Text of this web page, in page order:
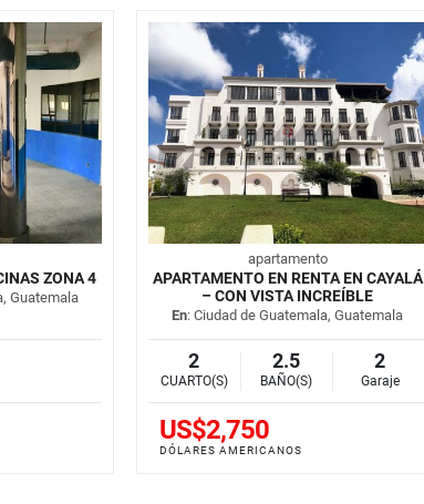
ZONA 4
Guatemala
apartamento
APARTAMENTO EN RENTA EN CAYALÁ
– CON VISTA INCREÍBLE
En: Ciudad de Guatemala, Guatemala
2
CUARTO(S)
2.5
BAÑO(S)
2
Garaje
US$2,750
DÓLARES AMERICANOS